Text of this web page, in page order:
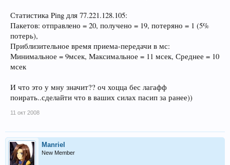
Статистика Ping для 77.221.128.105:
Пакетов: отправлено = 20, получено = 19, потеряно = 1 (5%
потерь),
Приблизительное время приема-передачи в мс:
Минимальное = 9мсек, Максимальное = 11 мсек, Среднее = 10
мсек
И что это у мну значит?? оч хоцца бес лагафф
поирать..сделайти что в ваших силах пасип за ранее))
11 окт 2008
Manriel
New Member